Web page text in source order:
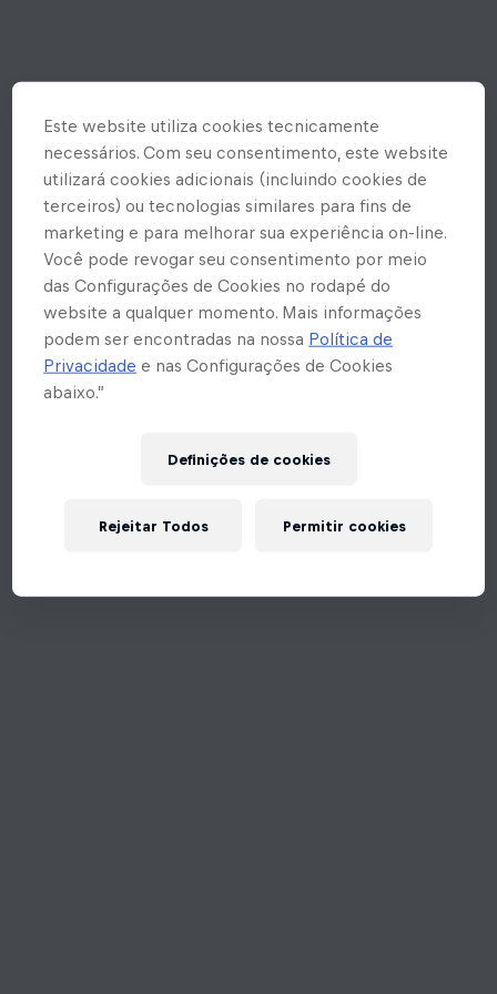
aqui
Este website utiliza cookies tecnicamente
necessários. Com seu consentimento, este website
utilizará cookies adicionais (incluindo cookies de
terceiros) ou tecnologias similares para fins de
marketing e para melhorar sua experiência on-line.
Você pode revogar seu consentimento por meio
das Configurações de Cookies no rodapé do
website a qualquer momento. Mais informações
podem ser encontradas na nossa Política de
Privacidade e nas Configurações de Cookies
abaixo.”
Definições de cookies
Rejeitar Todos Permitir cookies